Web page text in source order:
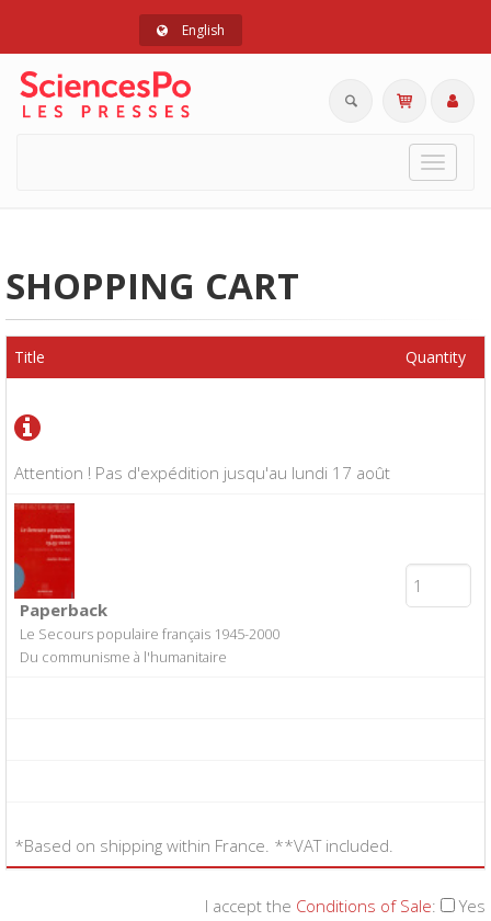
English
Toggle
SHOPPING CART
Attention ! Pas d'expédition jusqu'au lundi 17 août
Title Quantity
Paperback
Le Secours populaire français 1945-2000
Du communisme à l'humanitaire
*Based on shipping within France. **VAT included.
I accept the Conditions of Sale: Yes